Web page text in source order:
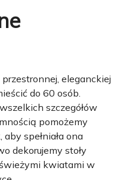
eleganckiej
do 60 osób.
szczegółów
pomożemy
spełniała ona
dekorujemy stoły
kwiatami w